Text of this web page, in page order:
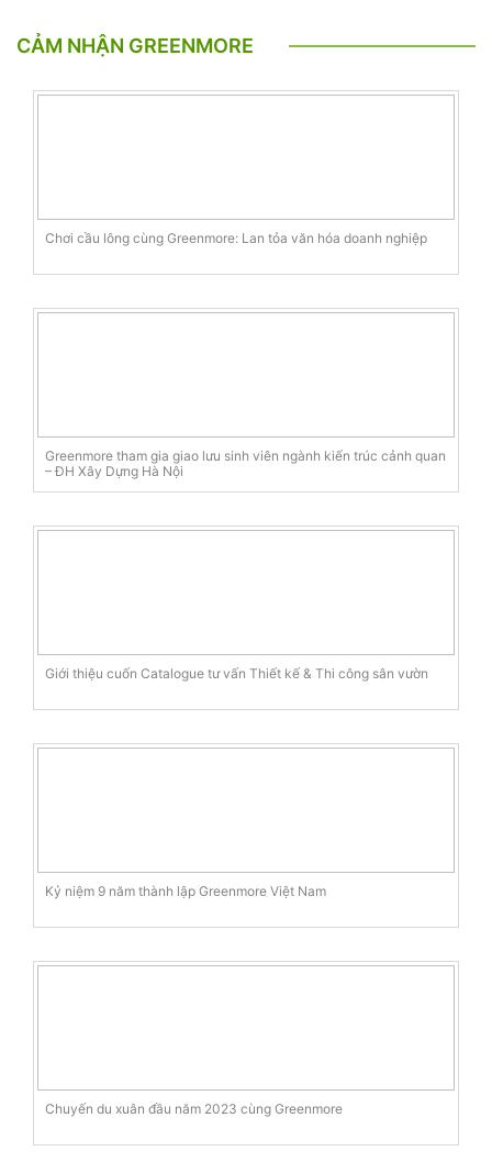
CẢM NHẬN GREENMORE
Chơi cầu lông cùng Greenmore: Lan tỏa văn hóa doanh nghiệp
Greenmore tham gia giao lưu sinh viên ngành kiến trúc cảnh quan
– ĐH Xây Dựng Hà Nội
Giới thiệu cuốn Catalogue tư vấn Thiết kế & Thi công sân vườn
Kỷ niệm 9 năm thành lập Greenmore Việt Nam
Chuyến du xuân đầu năm 2023 cùng Greenmore